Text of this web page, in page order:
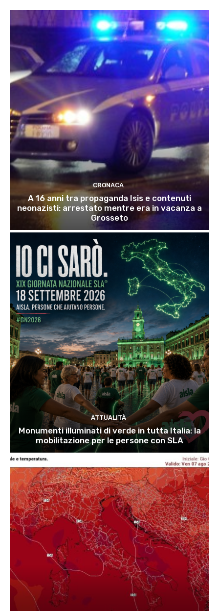
CRONACA
A 16 anni tra propaganda Isis e contenuti
neonazisti: arrestato mentre era in vacanza a
Grosseto
ATTUALITÀ
Monumenti illuminati di verde in tutta Italia: la
mobilitazione per le persone con SLA